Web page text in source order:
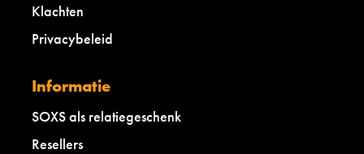
Klachten
Privacybeleid
Informatie
SOXS als relatiegeschenk
Resellers